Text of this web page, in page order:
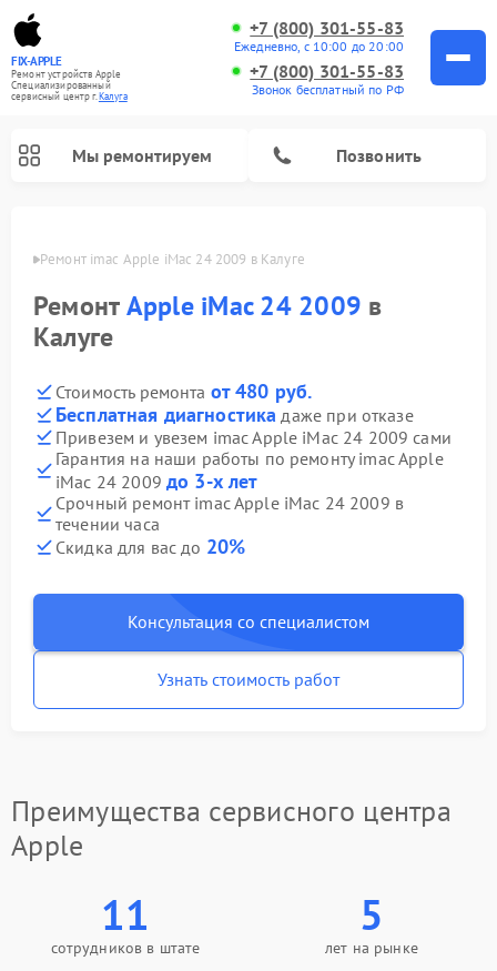
FIX-APPLE
Ремонт устройств Apple
Специализированный
cервисный центр г.Калуга
+7 (800) 301-55-83
Ежедневно, с 10:00 до 20:00
+7 (800) 301-55-83
Звонок бесплатный по РФ
Мы ремонтируем Позвонить
Ремонт imac Apple iMac 24 2009 в Калуге
РемонтApple iMac 24 2009 в
Калуге
Стоимость ремонта от 480 руб.
Бесплатная диагностика даже при отказе
Привезем и увезем imac Apple iMac 24 2009 сами
Гарантия на наши работы по ремонту imac Apple
iMac 24 2009 до 3-х лет
Срочный ремонт imac Apple iMac 24 2009 в
течении часа
Скидка для вас до 20%
Консультация со специалистом
Узнать стоимость работ
Преимущества сервисного центра
Apple
11
сотрудников в штате
5
лет на рынке